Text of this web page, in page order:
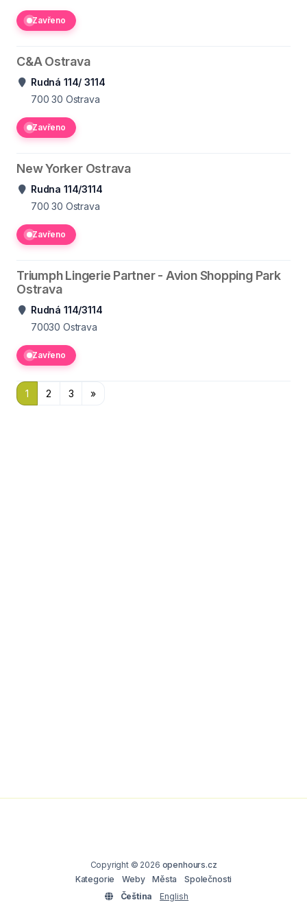
Zavřeno
C&A Ostrava
Rudná 114/ 3114
700 30 Ostrava
Zavřeno
New Yorker Ostrava
Rudna 114/3114
700 30 Ostrava
Zavřeno
Triumph Lingerie Partner - Avion Shopping Park
Ostrava
Rudná 114/3114
70030 Ostrava
Zavřeno
1 2 3 »
Copyright © 2026 openhours.cz
Kategorie
Weby Města
Společnosti
Čeština
English